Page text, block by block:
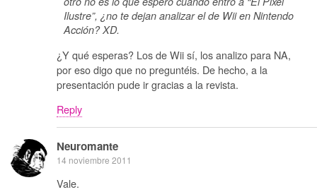
Ilustre”, ¿no te dejan analizar el de Wii en Nintendo
Acción? XD.
¿Y qué esperas? Los de Wii sí, los analizo para NA,
por eso digo que no preguntéis. De hecho, a la
presentación pude ir gracias a la revista.
Reply
Neuromante
14 noviembre 2011
Vale.